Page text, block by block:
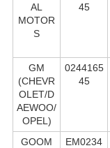
AL
MOTOR
S
45
GM
(CHEVR
OLET/D
AEWOO/
OPEL)
0244165
45
GOOM EM0234